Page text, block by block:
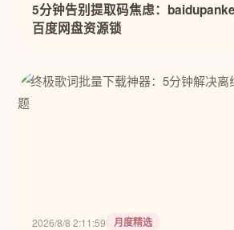
5分钟告别提取码焦虑：
百度网盘资源锁
2026/8/8 2:11:59 月度精选